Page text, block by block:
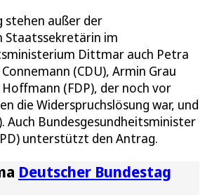
stehen außer der
Staatssekretärin im
Dittmar auch Petra
(CDU), Armin Grau
(FDP), der noch vor
die Widerspruchslösung war, und
Auch Bundesgesundheitsminister
unterstützt den Antrag.
Deutscher Bundestag